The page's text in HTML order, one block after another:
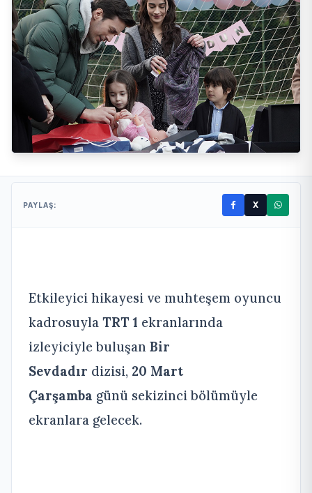
PAYLAŞ: X
Etkileyici hikayesi ve muhteşem oyuncu
kadrosuyla TRT 1 ekranlarında
izleyiciyle buluşan Bir
Sevdadır dizisi, 20 Mart
Çarşamba günü sekizinci bölümüyle
ekranlara gelecek.